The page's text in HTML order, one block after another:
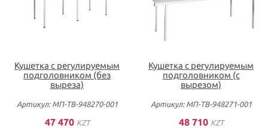
Кушетка с регулируемым
подголовником (без
выреза)
Артикул: МП-ТВ-948270-001
47 470 KZT
Кушетка с регулируемым
подголовником (с
вырезом)
Артикул: МП-ТВ-948271-001
48 710 KZT